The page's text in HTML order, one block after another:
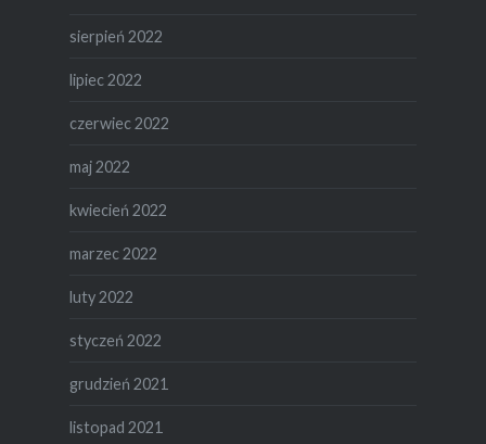
sierpień 2022
lipiec 2022
czerwiec 2022
maj 2022
kwiecień 2022
marzec 2022
luty 2022
styczeń 2022
grudzień 2021
listopad 2021